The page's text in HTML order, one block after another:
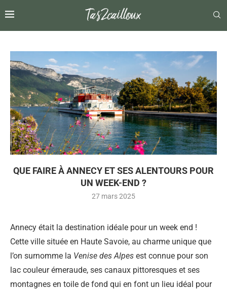
QUE FAIRE À ANNECY ET SES ALENTOURS POUR
UN WEEK-END ?
27 mars 2025
Annecy était la destination idéale pour un week end !
Cette ville située en Haute Savoie, au charme unique que
l’on surnomme la Venise des Alpes est connue pour son
lac couleur émeraude, ses canaux pittoresques et ses
montagnes en toile de fond qui en font un lieu idéal pour